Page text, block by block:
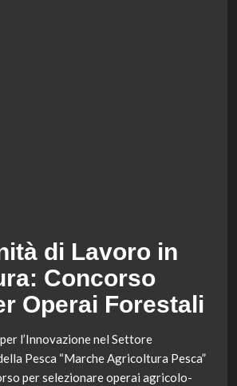
di Lavoro in
Concorso
Operai Forestali
l’Innovazione nel Settore
Pesca “Marche Agricoltura Pesca”
per selezionare operai agricolo-